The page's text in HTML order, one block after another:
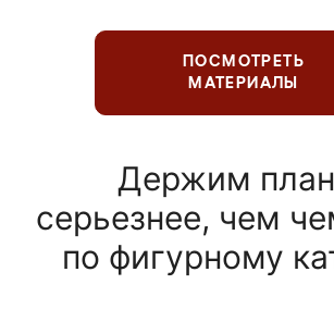
ПОСМОТРЕТЬ
МАТЕРИАЛЫ
Держим
серьезнее, чем
по фигурному